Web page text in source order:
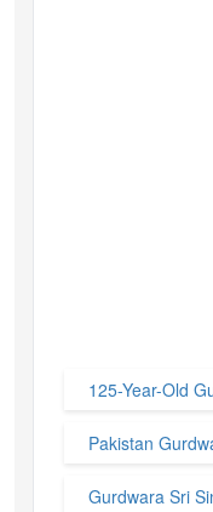
125-Year-Old
Pakistan
Gurdwara Sri